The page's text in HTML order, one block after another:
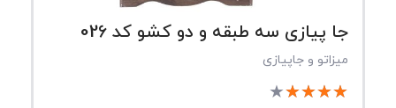
جا پیازی سه طبقه و دو کشو کد 026
میزاتو و جاپیازی
★
★
★
★
★